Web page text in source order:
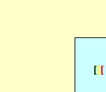
[[[